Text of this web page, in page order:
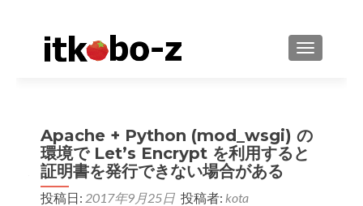
ナビゲー
Apache + Python (mod_wsgi) の
環境で Let’s Encrypt を利用すると
証明書を発行できない場合がある
投稿日: 2017年9月25日 投稿者: kota